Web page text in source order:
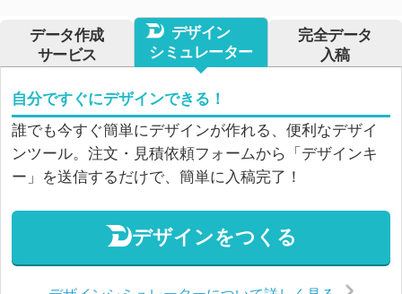
データ作成
サービス
デザイン
シミュレーター
完全データ
入稿
自分ですぐにデザインできる！
誰でも今すぐ簡単にデザインが作れる、便利なデザイ
ンツール。注文・見積依頼フォームから「デザインキ
ー」を送信するだけで、簡単に入稿完了！
デザインをつくる